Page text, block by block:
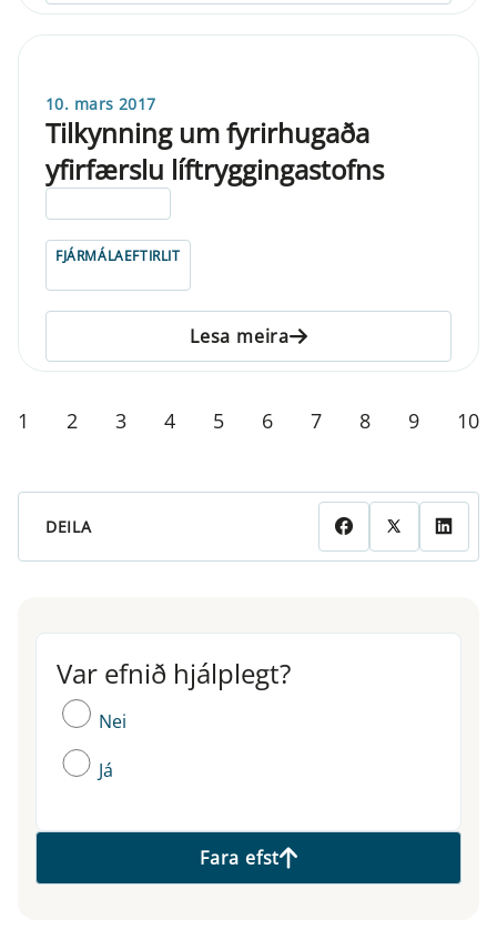
10. mars 2017
Tilkynning um fyrirhugaða
yfirfærslu líftryggingastofns
FJÁRMÁLAEFTIRLIT
Lesa meira
1 2 3 4 5 6 7 8 9 10
DEILA
Var efnið hjálplegt?
Var efnið hjálplegt?
Nei
Já
Fara efst